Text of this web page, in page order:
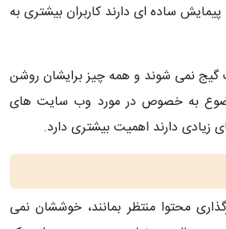
ساده ای دارند کاربران بیشتری به
گیج نمی شوند و همه چیز برایشان روشن
به خصوص در مورد وب سایت های
زیادی دارند اهمیت بیشتری دارد.
محتوا منتظر بمانند، خوششان نمی